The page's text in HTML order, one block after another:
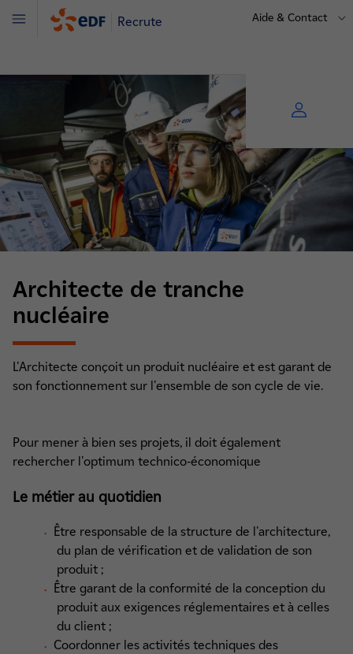
Recrute Aide & Contact
Menu
Architecte de tranche
nucléaire
L'Architecte conçoit un produit nucléaire et est garant de
son fonctionnement sur l'ensemble de son cycle de vie.
Pour mener à bien ses projets, il doit également
rechercher l'optimum technico-économique
Le métier au quotidien
Être responsable de la structure de l'architecture,
du plan de vérification et de validation de son
produit ;
Être garant de la conformité de la conception du
produit aux exigences réglementaires et à celles
du client ;
Coordonner les activités techniques des